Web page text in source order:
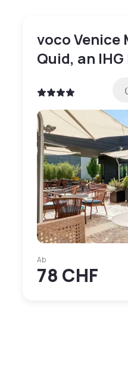
voco Venice
Quid, an
Ab
78 CHF